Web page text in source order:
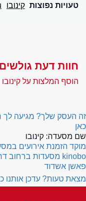
טעויות נפוצות קינובו
חוות דעת
הוסף המלצות על קינובו
זה העסק שלך? מגיעה לך
כאן
שם מסעדה: קינובו
מוקד הזמנת אירועים
kinobo מסעדות ברחוב
פאשן אשדוד
מצאת טעות? עדכן אותנו